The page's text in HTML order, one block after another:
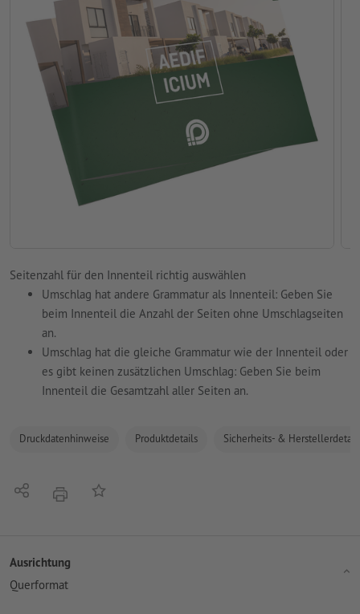
Seitenzahl für den Innenteil richtig auswählen
Umschlag hat andere Grammatur als Innenteil: Geben Sie
beim Innenteil die Anzahl der Seiten ohne Umschlagseiten
an.
Umschlag hat die gleiche Grammatur wie der Innenteil oder
es gibt keinen zusätzlichen Umschlag: Geben Sie beim
Innenteil die Gesamtzahl aller Seiten an.
Druckdatenhinweise Produktdetails Sicherheits- &
Teilen DruckenAuf die Merkliste
Ausrichtung
Querformat